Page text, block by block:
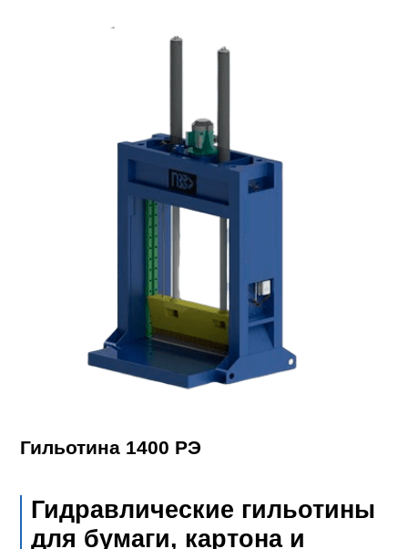
Гильотина 1400 РЭ
Гидравлические гильотины
для бумаги, картона и